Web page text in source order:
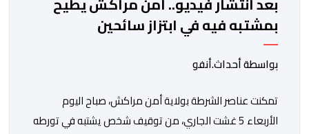
بمشتبه فيه في ابتزاز سائحين
بواسطة أحداث.أنفو
تمكنت عناصر الشرطة بولاية أمن مراكش، صباح اليوم
الأربعاء 5 غشت الجاري، من توقيف شخص يشتبه في تورطه